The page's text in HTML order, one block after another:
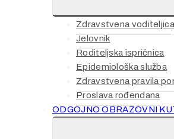
Zdravstvena voditeljica
Jelovnik
Roditeljska ispričnica
Epidemiološka služba
Zdravstvena pravila
Proslava rođendana
ODGOJNO OBRAZOVNI